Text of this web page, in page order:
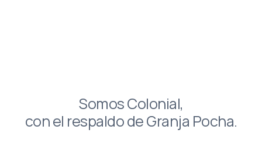
Somos Colonial,
con el respaldo de Granja Pocha.